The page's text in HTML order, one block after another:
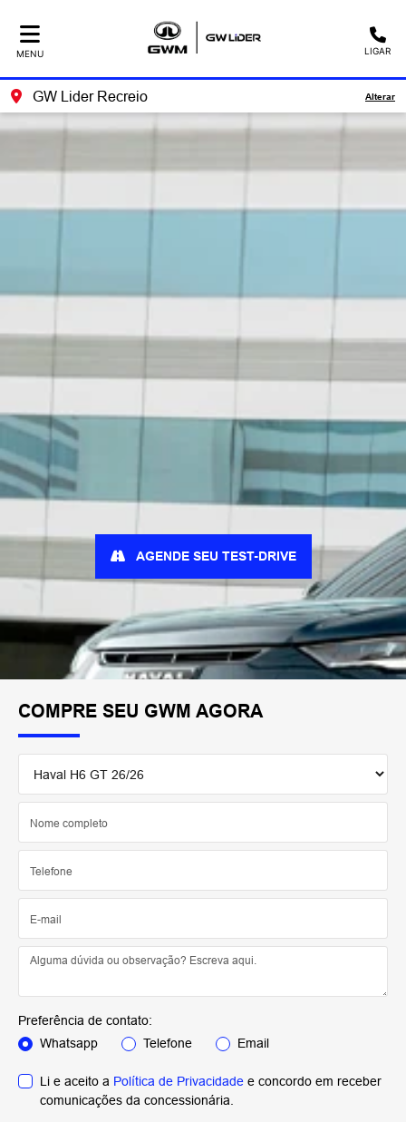
MENU LIGAR
GW Lider Recreio Alterar
COMPRE SEU GWM AGORA
Preferência de contato:
Whatsapp
Telefone Email
Li e aceito a Política de Privacidade e concordo em receber
comunicações da concessionária.
AGENDE SEU TEST-DRIVE